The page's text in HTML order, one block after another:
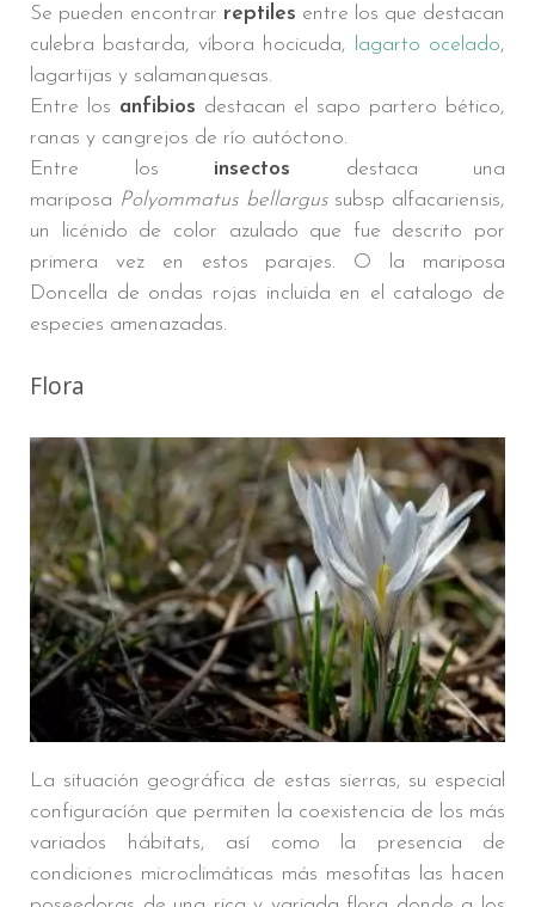
Se pueden encontrar reptiles entre los que destacan
culebra bastarda, víbora hocicuda,
lagarto ocelado,
lagartijas y salamanquesas.
Entre los anfibios destacan el sapo partero bético,
ranas y cangrejos de río autóctono.
Entre los insectos destaca una
mariposa Polyommatus bellargussubsp alfacariensis,
un licénido de color azulado que fue descrito por
primera vez en estos parajes. O la mariposa
Doncella de ondas rojas incluida en el catalogo de
especies amenazadas.
Flora
La situación geográfica de estas sierras, su especial
configuracíón que permiten la coexistencia de los más
variados hábitats, así como la presencia de
condiciones microclimáticas más mesofitas las hacen